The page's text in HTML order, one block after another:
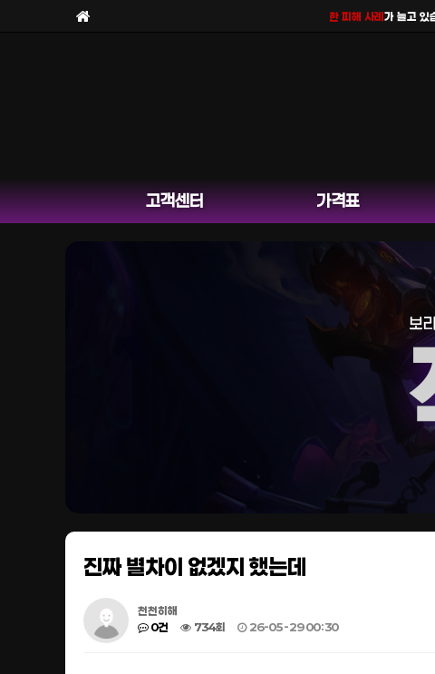
사칭한 피해 사례 가 늘고 있습니
고객센터 가격표
진짜 별차이 없겠지 했는데
천천히해
0건
734회 26-05-29 00:30